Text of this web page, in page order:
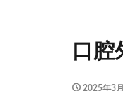
口
2025年3